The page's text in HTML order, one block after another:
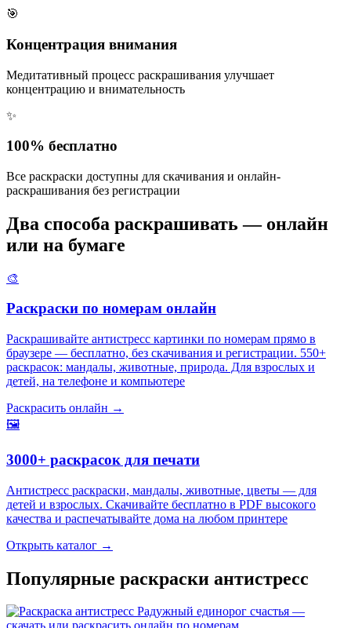
🎯
Концентрация внимания
Медитативный процесс раскрашивания улучшает
концентрацию и внимательность
✨
100% бесплатно
Все раскраски доступны для скачивания и онлайн-
раскрашивания без регистрации
Два способа раскрашивать — онлайн
или на бумаге
🎨
Раскраски по номерам онлайн
Раскрашивайте антистресс картинки по номерам прямо в
браузере — бесплатно, без скачивания и регистрации. 550+
раскрасок: мандалы, животные, природа. Для взрослых и
детей, на телефоне и компьютере
Раскрасить онлайн →
🖼️
3000+ раскрасок для печати
Антистресс раскраски, мандалы, животные, цветы — для
детей и взрослых. Скачивайте бесплатно в PDF высокого
качества и распечатывайте дома на любом принтере
Открыть каталог →
Популярные раскраски антистресс